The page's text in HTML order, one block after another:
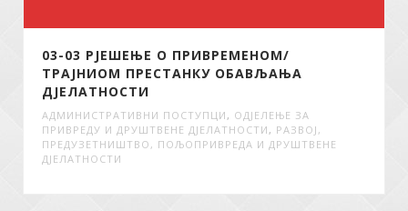
03-03 РЈЕШЕЊЕ О ПРИВРЕМЕНОМ/
ТРАЈНИОМ ПРЕСТАНКУ ОБАВЉАЊА
ДЈЕЛАТНОСТИ
АДМИНИСТРАТИВНИ ПОСТУПЦИ , ОДЈЕЛЕЊЕ ЗА
ПРИВРЕДУ И ДРУШТВЕНЕ ДЈЕЛАТНОСТИ , РАЗВОЈ,
ПРЕДУЗЕТНИШТВО, ПОЉОПРИВРЕДА И ДРУШТВЕНЕ
ДЈЕЛАТНОСТИ